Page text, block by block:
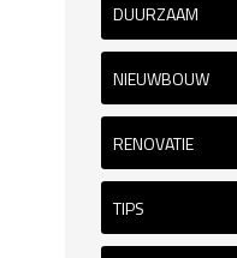
DUURZAAM
NIEUWBOUW
RENOVATIE
TIPS